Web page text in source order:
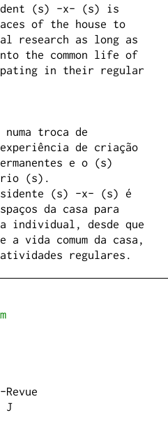
(s) -x- (s) is
of the house to
research as long as
the common life of
in their regular
troca de
de criação
e o (s)
(s).
(s) -x- (s) é
da casa para
individual, desde que
vida comum da casa,
regulares.
J